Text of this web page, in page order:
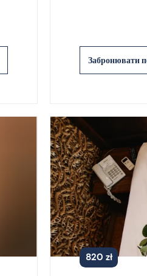
Забронювати
820 zł